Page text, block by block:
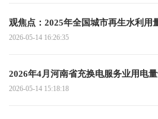
观焦点：2025年全国城市再生水利用
2026-05-14 16:26:35
2026年4月河南省充换电服务业用电
2026-05-14 15:18:18